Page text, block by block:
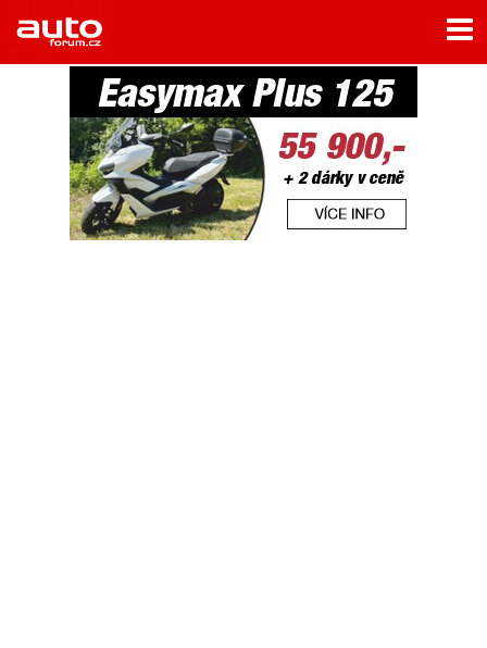
Home
Rubriky
- Jízdní dojmy a další testy
- Bleskovky